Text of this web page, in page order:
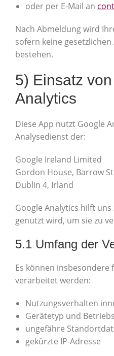
oder per E-Mail an
Nach Abmeldung wird
sofern keine
bestehen.
5) Einsatz
Analytics
Diese App nutzt Google
Analysedienst der:
Google Ireland Limited
Gordon House, Barrow
Dublin 4, Irland
Google Analytics hilft
genutzt wird, um sie zu
5.1 Umfang der
Es können insbesondere
verarbeitet werden:
Nutzungsverhalten
Gerätetyp und
ungefähre
gekürzte IP-Adresse